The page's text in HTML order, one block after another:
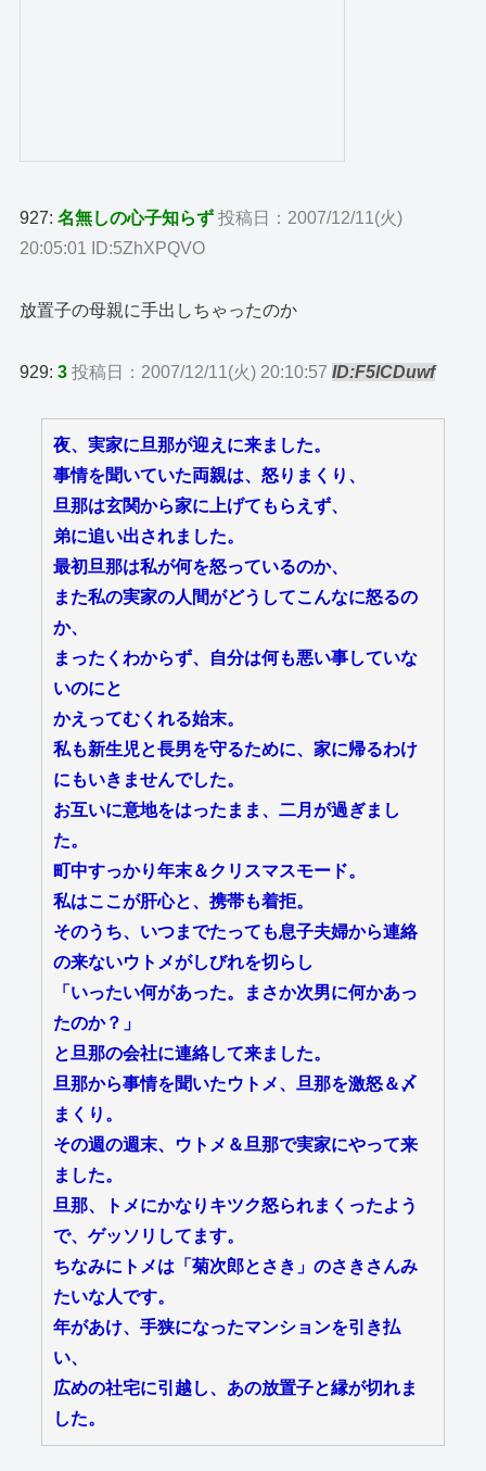
927:名無しの心子知らず 投稿日：2007/12/11(火)
20:05:01 ID:5ZhXPQVO
放置子の母親に手出しちゃったのか
929:3 投稿日：2007/12/11(火) 20:10:57ID:F5lCDuwf
夜、実家に旦那が迎えに来ました。
事情を聞いていた両親は、怒りまくり、
旦那は玄関から家に上げてもらえず、
弟に追い出されました。
最初旦那は私が何を怒っているのか、
また私の実家の人間がどうしてこんなに怒るの
か、
まったくわからず、自分は何も悪い事していな
いのにと
かえってむくれる始末。
私も新生児と長男を守るために、家に帰るわけ
にもいきませんでした。
お互いに意地をはったまま、二月が過ぎまし
た。
町中すっかり年末＆クリスマスモード。
私はここが肝心と、携帯も着拒。
そのうち、いつまでたっても息子夫婦から連絡
の来ないウトメがしびれを切らし
「いったい何があった。まさか次男に何かあっ
たのか？」
と旦那の会社に連絡して来ました。
旦那から事情を聞いたウトメ、旦那を激怒＆〆
まくり。
その週の週末、ウトメ＆旦那で実家にやって来
ました。
旦那、トメにかなりキツク怒られまくったよう
で、ゲッソリしてます。
ちなみにトメは「菊次郎とさき」のさきさんみ
たいな人です。
年があけ、手狭になったマンションを引き払
い、
広めの社宅に引越し、あの放置子と縁が切れま
した。